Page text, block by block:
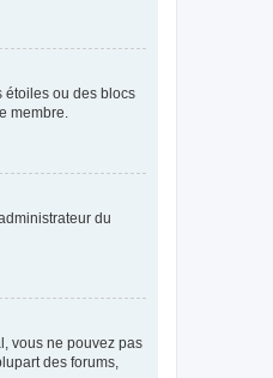
étoiles ou des blocs
membre.
du
vous ne pouvez pas
des forums,